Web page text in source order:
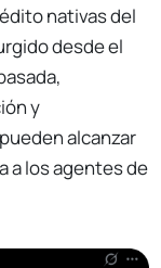
nativas del
desde el
y
alcanzar
a los agentes de